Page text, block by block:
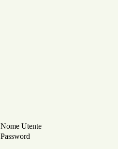
Nome Utente
Password